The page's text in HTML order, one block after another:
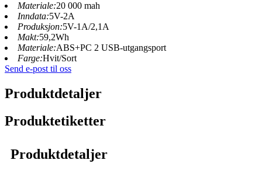
Materiale:20 000 mah
Inndata:5V-2A
Produksjon:5V-1A/2,1A
Makt:59,2Wh
Materiale:ABS+PC 2 USB-utgangsport
Farge:Hvit/Sort
Send e-post til oss
Produktdetaljer
Produktetiketter
Produktdetaljer